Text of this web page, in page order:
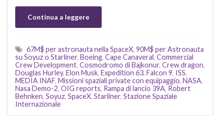
Continua a leggere
67M$ per astronauta nella SpaceX, 90M$ per Astronauta
su Soyuz o Starliner, Boeing, Cape Canaveral, Commercial
Crew Development, Cosmodromo di Bajkonur, Crew dragon,
Douglas Hurley, Elon Musk, Expedition 63, Falcon 9, ISS,
MEDIA INAF, Missioni spaziali private con equipaggio, NASA,
Nasa Demo-2, OIG reports, Rampa di lancio 39A, Robert
Behnken, Soyuz, SpaceX, Starliner, Stazione Spaziale
Internazionale